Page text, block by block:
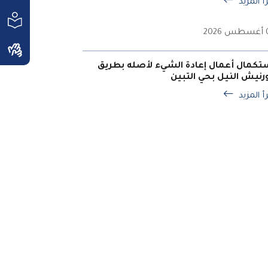
المزيد
أعمال إعادة الشيء لأصله بطريق
النيل بحي التبين
المزيد